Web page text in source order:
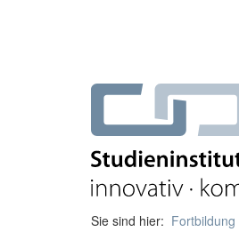
Sie sind hier: Fortbildung